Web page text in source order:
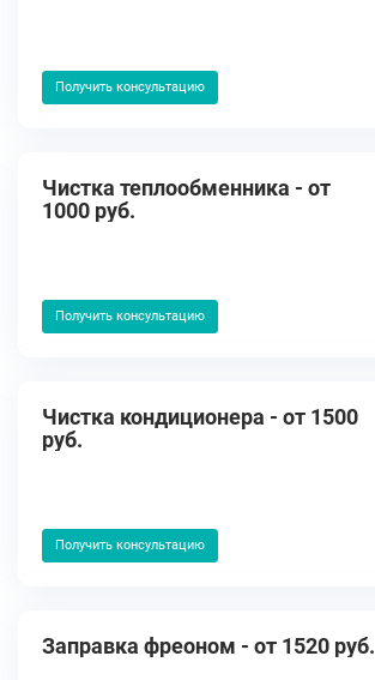
Получить консультацию
Чистка теплообменника - от
1000 руб.
Получить консультацию
Чистка кондиционера - от 1500
руб.
Получить консультацию
Заправка фреоном - от 1520 руб.